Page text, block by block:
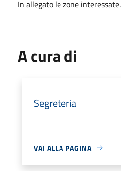
In allegato le zone interessate.
A cura di
Segreteria
VAI ALLA PAGINA